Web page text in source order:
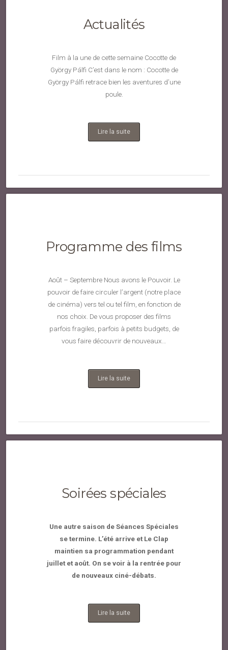
Actualités
Film à la une de cette semaine Cocotte de
György Pálfi C’est dans le nom : Cocotte de
György Pálfi retrace bien les aventures d’une
poule.
Lire la suite
Programme des films
Août – Septembre Nous avons le Pouvoir. Le
pouvoir de faire circuler l’argent (notre place
de cinéma) vers tel ou tel film, en fonction de
nos choix. De vous proposer des films
parfois fragiles, parfois à petits budgets, de
vous faire découvrir de nouveaux…
Lire la suite
Soirées spéciales
Une autre saison de Séances Spéciales
se termine. L’été arrive et Le Clap
maintien sa programmation pendant
juillet et août. On se voir à la rentrée pour
de nouveaux ciné-débats.
Lire la suite